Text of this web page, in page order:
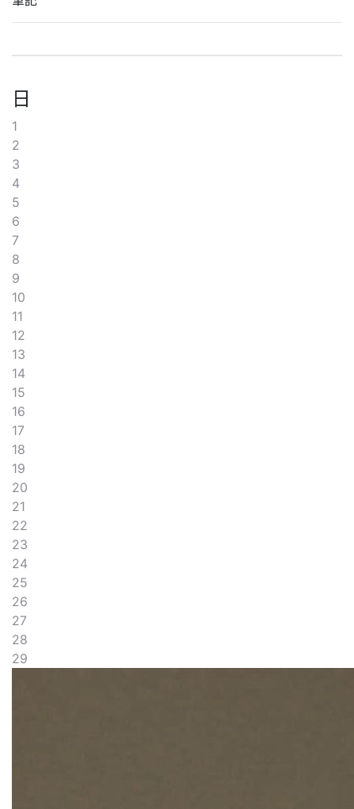
日
1
2
3
4
5
6
7
8
9
10
11
12
13
14
15
16
17
18
19
20
21
22
23
24
25
26
27
28
29